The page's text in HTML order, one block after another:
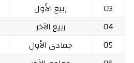
03
ربيع الأول
04
ربيع الآخر
05
جمادى الأول